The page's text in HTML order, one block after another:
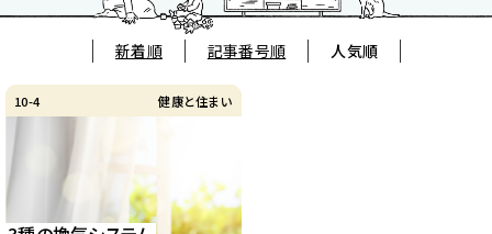
新着順 記事番号順 人気順
10-4 健康と住まい